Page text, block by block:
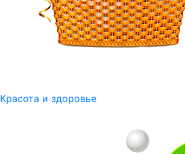
Красота и здоровье